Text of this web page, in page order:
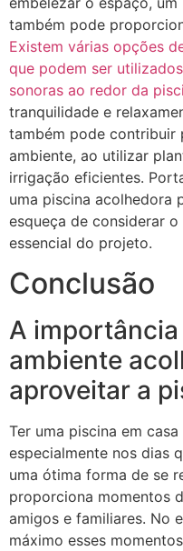
também pode
Existem várias opções
que podem ser
sonoras ao redor da
tranquilidade e
também pode contribuir
ambiente, ao utilizar
irrigação eficientes.
uma piscina acolhedora
esqueça de considerar
essencial do projeto.
Conclusão
A
ambiente
aproveitar a
Ter uma piscina em
especialmente nos dias
uma ótima forma de se
proporciona momentos
amigos e familiares. No
máximo esses